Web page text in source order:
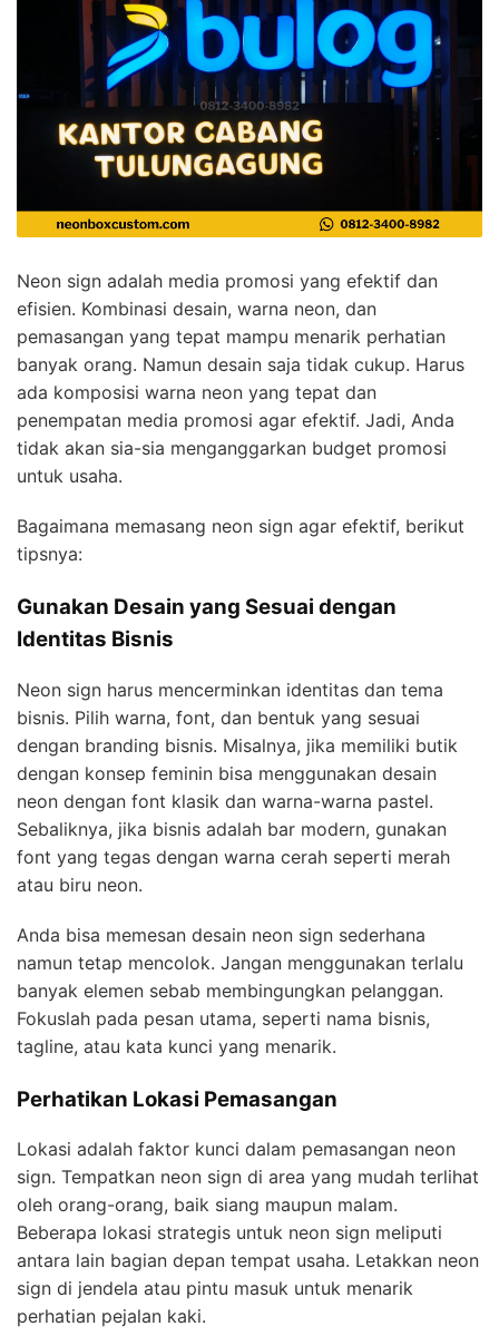
Neon sign adalah media promosi yang efektif dan
efisien. Kombinasi desain, warna neon, dan
pemasangan yang tepat mampu menarik perhatian
banyak orang. Namun desain saja tidak cukup. Harus
ada komposisi warna neon yang tepat dan
penempatan media promosi agar efektif. Jadi, Anda
tidak akan sia-sia menganggarkan budget promosi
untuk usaha.
Bagaimana memasang neon sign agar efektif, berikut
tipsnya:
Gunakan Desain yang Sesuai dengan
Identitas Bisnis
Neon sign harus mencerminkan identitas dan tema
bisnis. Pilih warna, font, dan bentuk yang sesuai
dengan branding bisnis. Misalnya, jika memiliki butik
dengan konsep feminin bisa menggunakan desain
neon dengan font klasik dan warna-warna pastel.
Sebaliknya, jika bisnis adalah bar modern, gunakan
font yang tegas dengan warna cerah seperti merah
atau biru neon.
Anda bisa memesan desain neon sign sederhana
namun tetap mencolok. Jangan menggunakan terlalu
banyak elemen sebab membingungkan pelanggan.
Fokuslah pada pesan utama, seperti nama bisnis,
tagline, atau kata kunci yang menarik.
Perhatikan Lokasi Pemasangan
Lokasi adalah faktor kunci dalam pemasangan neon
sign. Tempatkan neon sign di area yang mudah terlihat
oleh orang-orang, baik siang maupun malam.
Beberapa lokasi strategis untuk neon sign meliputi
antara lain bagian depan tempat usaha. Letakkan neon
sign di jendela atau pintu masuk untuk menarik
perhatian pejalan kaki.